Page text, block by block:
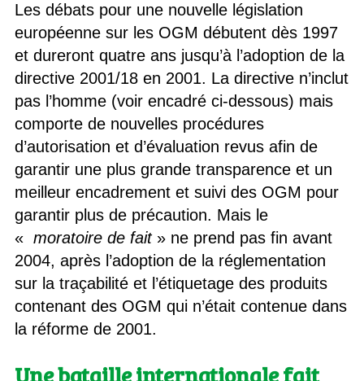
Les débats pour une nouvelle législation
européenne sur les OGM débutent dès 1997
et dureront quatre ans jusqu’à l’adoption de la
directive 2001/18 en 2001. La directive n’inclut
pas l’homme (voir encadré ci-dessous) mais
comporte de nouvelles procédures
d’autorisation et d’évaluation revus afin de
garantir une plus grande transparence et un
meilleur encadrement et suivi des OGM pour
garantir plus de précaution. Mais le
« moratoire de fait» ne prend pas fin avant
2004, après l’adoption de la réglementation
sur la traçabilité et l’étiquetage des produits
contenant des OGM qui n’était contenue dans
la réforme de 2001.